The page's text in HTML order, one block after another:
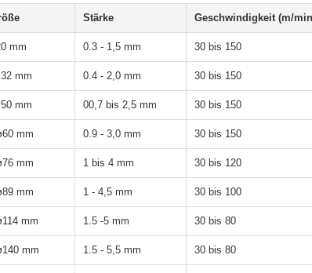
Stärke Geschwindigkeit (m/
mm 0.3 - 1,5 mm 30 bis 150
mm 0.4 - 2,0 mm 30 bis 150
mm 00,7 bis 2,5 mm 30 bis 150
mm 0.9 - 3,0 mm 30 bis 150
mm 1 bis 4 mm 30 bis 120
mm 1 - 4,5 mm 30 bis 100
mm 1.5 -5 mm 30 bis 80
mm 1.5 - 5,5 mm 30 bis 80